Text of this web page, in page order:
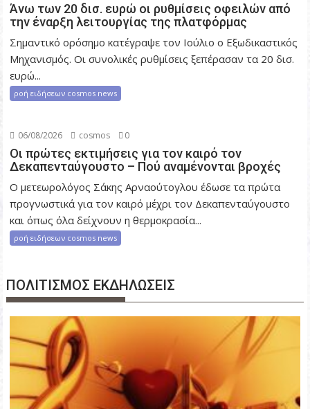
Άνω των 20 δισ. ευρώ οι ρυθμίσεις οφειλών από
την έναρξη λειτουργίας της πλατφόρμας
Σημαντικό ορόσημο κατέγραψε τον Ιούλιο ο Εξωδικαστικός
Μηχανισμός. Οι συνολικές ρυθμίσεις ξεπέρασαν τα 20 δισ.
ευρώ...
ροή ειδήσεων cosmos news
06/08/2026 cosmos 0
Οι πρώτες εκτιμήσεις για τον καιρό τον
Δεκαπενταύγουστο – Πού αναμένονται βροχές
Ο μετεωρολόγος Σάκης Αρναούτογλου έδωσε τα πρώτα
προγνωστικά για τον καιρό μέχρι τον Δεκαπενταύγουστο
και όπως όλα δείχνουν η θερμοκρασία...
ροή ειδήσεων cosmos news
ΠΟΛΙΤΙΣΜΟΣ ΕΚΔΗΛΩΣΕΙΣ